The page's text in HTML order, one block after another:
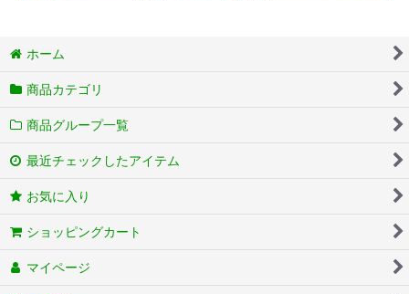
ホーム
商品カテゴリ
商品グループ一覧
最近チェックしたアイテム
お気に入り
ショッピングカート
マイページ